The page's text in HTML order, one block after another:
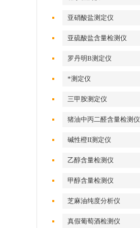
亚硝酸盐测定仪
亚硫酸盐含量检测仪
罗丹明B测定仪
*测定仪
三甲胺测定仪
猪油中丙二醛含量检测仪
碱性橙II测定仪
乙醇含量检测仪
甲醇含量检测仪
芝麻油纯度分析仪
真假葡萄酒检测仪